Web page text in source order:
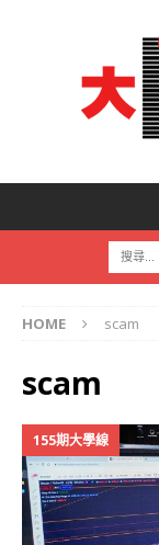
HOME scam
scam
155期大學線